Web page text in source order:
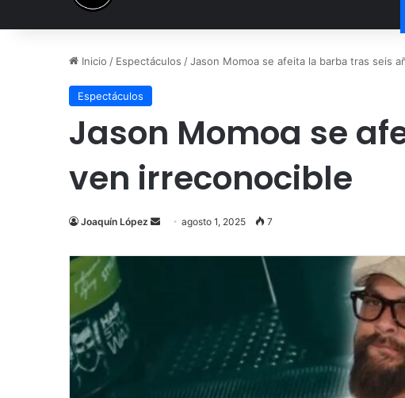
Inicio / Espectáculos /Jason Momoa se afeita la barba tras seis
Espectáculos
Jason Momoa se
ven irreconocible
Joaquín López
Send
email
agosto 1, 2025 7